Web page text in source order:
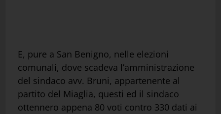
E, pure a San Benigno, nelle elezioni
comunali, dove scadeva l’amministrazione
del sindaco avv. Bruni, appartenente al
partito del Miaglia, questi ed il sindaco
ottennero appena 80 voti contro 330 dati ai